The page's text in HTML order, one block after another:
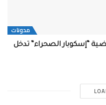
مدونات
“إسكوبار الصحراء” تدخل